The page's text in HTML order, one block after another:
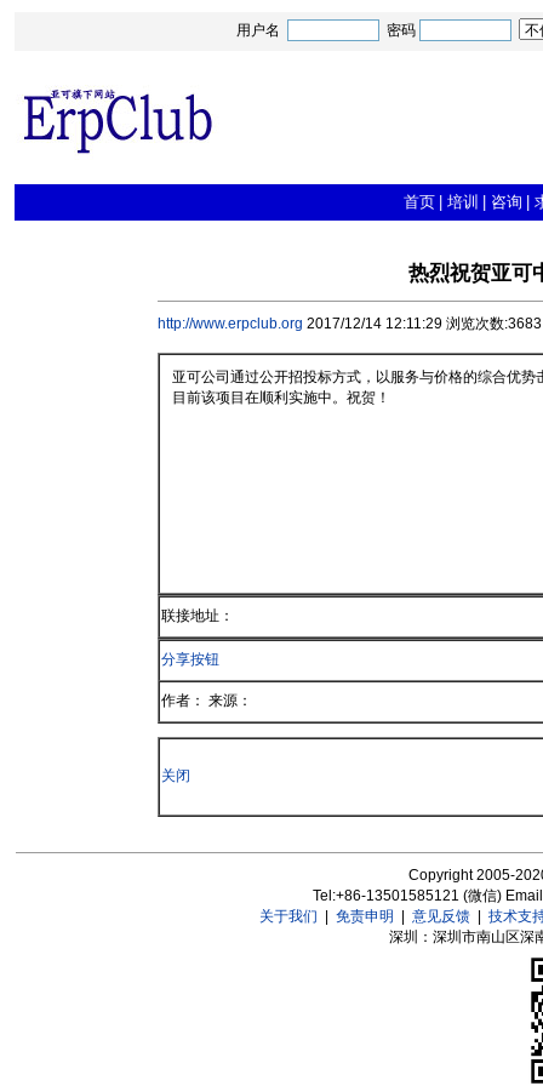
用户名 密码
首页 培训 咨询
热烈祝贺亚可
http://www.erpclub.org 2017/12/14 12:11:29 浏览次数:3683
亚可公司通过公开招投标方式，以服务与价格的综合优
目前该项目在顺利实施中。祝贺！
联接地址：
分享按钮
作者： 来源：
关闭
Copyright 2005-
Tel:+86-13501585121 (微信)
关于我们
免责申明 意见反馈
技术支
深圳：深圳市南山区深